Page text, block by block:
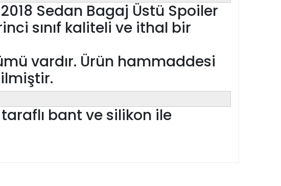
Sedan Bagaj Üstü Spoiler
sınıf kaliteli ve ithal bir
vardır. Ürün hammaddesi
bant ve silikon ile